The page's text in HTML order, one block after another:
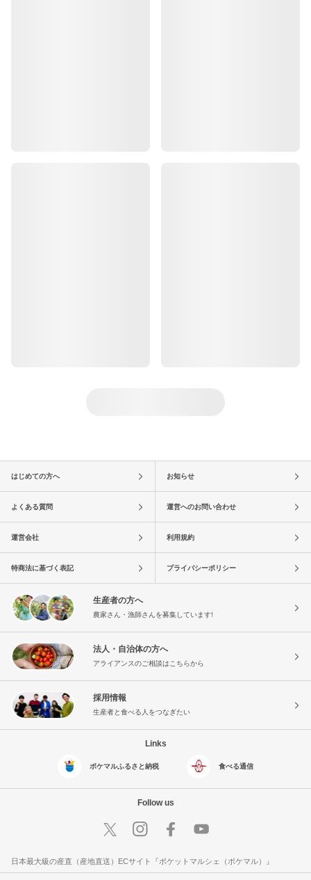
はじめての方へ お知らせ
よくある質問 運営へのお問い合わせ
運営会社 利用規約
特商法に基づく表記 プライバシーポリシー
生産者の方へ
農家さん・漁師さんを募集しています!
法人・自治体の方へ
アライアンスのご相談はこちらから
採用情報
生産者と食べる人をつなぎたい
Links
ポケマルふるさと納税 食べる通信
Follow us
日本最大級の産直（産地直送）ECサイト『ポケットマルシェ（ポケマル）』